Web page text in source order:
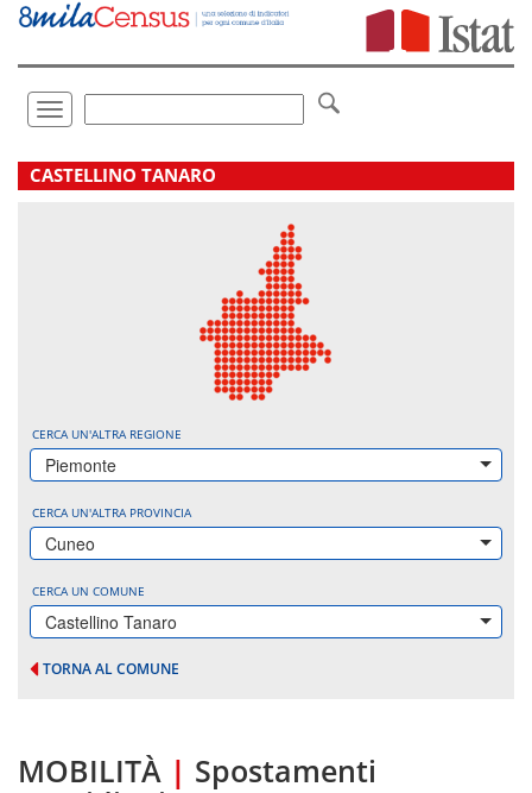
Vai
direttamente
Toggle
navigation
.
CASTELLINO TANARO
CERCA UN'ALTRA REGIONE
Piemonte
CERCA UN'ALTRA PROVINCIA
Cuneo
CERCA UN COMUNE
Castellino Tanaro
TORNA AL COMUNE
MOBILITÀ | Spostamenti